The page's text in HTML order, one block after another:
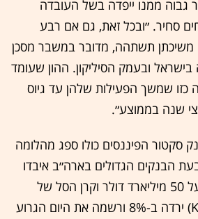
גבוה ממנו ייפדה בשל העובדה
סחיר. ״ובכל זאת, גם אם רבע
משיכתן תשתהה, מדובר במשבר מסכן
ובעמק הסיליקון. ההון שעומד
כזו שמשך הפעילות שלהן עד גיוס
שנה בממוצע״.
סקטור הפיננסים כולו ספג מהלומה
הבנקים הגדולים בארה״ב איבדו
משווי השוק שלהם מעל 50 מיליארד דולר וקרן הסל של
הבנקים האזוריים (KRE) ירדה ב-8% ורשמה את היום הגרוע